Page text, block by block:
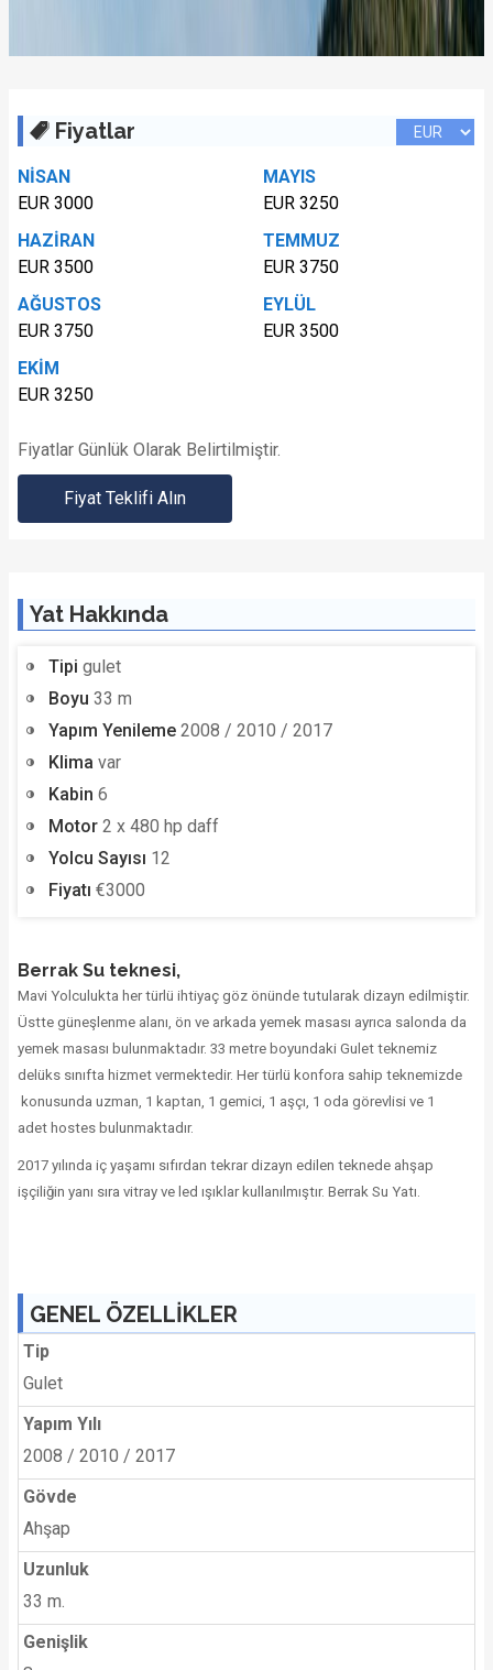
Fiyatlar
NİSAN
EUR 3000
MAYIS
EUR 3250
HAZİRAN
EUR 3500
TEMMUZ
EUR 3750
AĞUSTOS
EUR 3750
EYLÜL
EUR 3500
EKİM
EUR 3250
Fiyatlar Günlük Olarak Belirtilmiştir.
Fiyat Teklifi Alın
Yat Hakkında
Tipi gulet
Boyu 33 m
Yapım Yenileme 2008 / 2010 / 2017
Klima var
Kabin 6
Motor 2 x 480 hp daff
Yolcu Sayısı 12
Fiyatı €3000
Berrak Su teknesi,
Mavi Yolculukta her türlü ihtiyaç göz önünde tutularak dizayn edilmiştir.
Üstte güneşlenme alanı, ön ve arkada yemek masası ayrıca salonda da
yemek masası bulunmaktadır. 33 metre boyundaki Gulet teknemiz
delüks sınıfta hizmet vermektedir. Her türlü konfora sahip teknemizde
konusunda uzman, 1 kaptan, 1 gemici, 1 aşçı, 1 oda görevlisi ve 1
adet hostes bulunmaktadır.
2017 yılında iç yaşamı sıfırdan tekrar dizayn edilen teknede ahşap
işçiliğin yanı sıra vitray ve led ışıklar kullanılmıştır. Berrak Su Yatı.
GENEL ÖZELLİKLER
Tip
Gulet
Yapım Yılı
2008 / 2010 / 2017
Gövde
Ahşap
Uzunluk
33 m.
Genişlik